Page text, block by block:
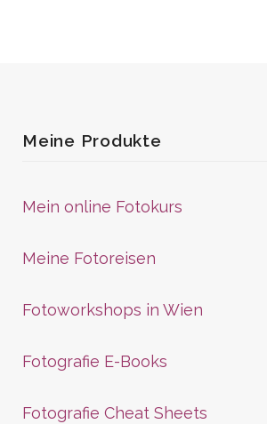
Meine Produkte
Mein online Fotokurs
Meine Fotoreisen
Fotoworkshops in Wien
Fotografie E-Books
Fotografie Cheat Sheets